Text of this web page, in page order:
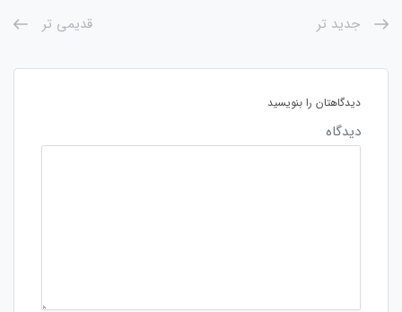
جدید تر قدیمی تر
دیدگاهتان را بنویسید
دیدگاه